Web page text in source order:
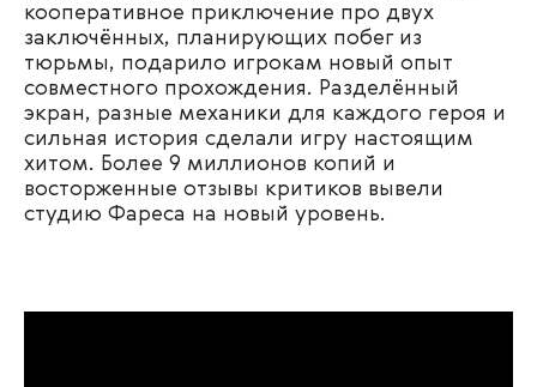
кооперативное приключение про двух
заключённых, планирующих побег из
тюрьмы, подарило игрокам новый опыт
совместного прохождения. Разделённый
экран, разные механики для каждого героя и
сильная история сделали игру настоящим
хитом. Более 9 миллионов копий и
восторженные отзывы критиков вывели
студию Фареса на новый уровень.